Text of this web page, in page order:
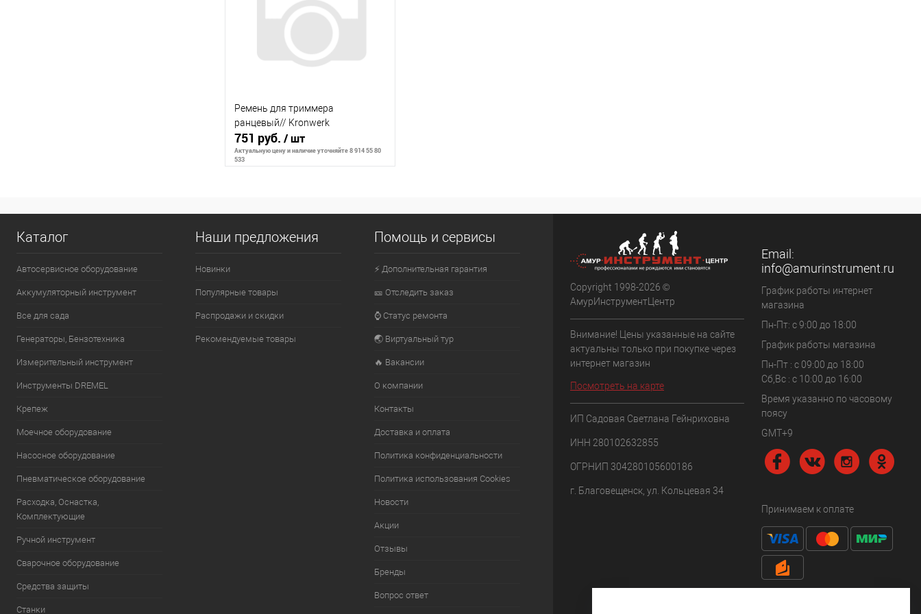
К сравнению
Ремень для триммера
ранцевый// Kronwerk
751 руб. / шт
Актуальную цену и наличие уточняйте 8 914 55 80
533
Сообщить о наличии
Недоступно
Каталог
Автосервисное оборудование
Аккумуляторный инструмент
Все для сада
Генераторы, Бензотехника
Измерительный инструмент
Инструменты DREMEL
Крепеж
Моечное оборудование
Насосное оборудование
Пневматическое оборудование
Расходка, Оснастка,
Комплектующие
Ручной инструмент
Сварочное оборудование
Средства защиты
Станки
Наши предложения
Новинки
Популярные товары
Распродажи и скидки
Рекомендуемые товары
Помощь и сервисы
⚡ Дополнительная гарантия
🎫 Отследить заказ
⌚ Статус ремонта
🌏 Виртуальный тур
🔥 Вакансии
О компании
Контакты
Доставка и оплата
Политика конфиденциальности
Политика использования Cookies
Новости
Акции
Отзывы
Бренды
Вопрос ответ
Copyright 1998-2026 ©
АмурИнструментЦентр
Внимание! Цены указанные на сайте
актуальны только при покупке через
интернет магазин
Посмотреть на карте
ИП Садовая Светлана Гейнриховна
ИНН 280102632855
ОГРНИП 304280105600186
г. Благовещенск, ул. Кольцевая 34
Email:
info@amurinstrument.ru
График работы интернет
магазина
Пн-Пт: с 9:00 до 18:00
График работы магазина
Пн-Пт : с 09:00 до 18:00
Сб,Вс : c 10:00 до 16:00
Время указанно по часовому
поясу
GMT+9
Принимаем к оплате